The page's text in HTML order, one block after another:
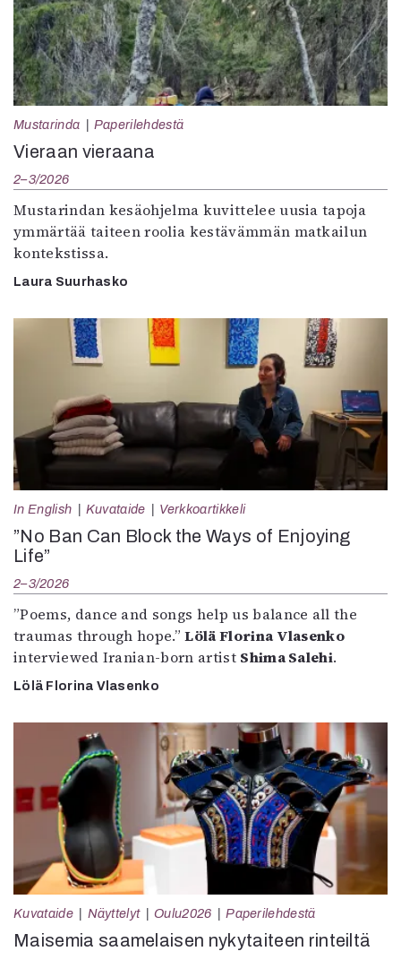
Mustarinda Paperilehdestä
Vieraan vieraana
2–3/2026
Mustarindan kesäohjelma kuvittelee uusia tapoja
ymmärtää taiteen roolia kestävämmän matkailun
kontekstissa.
Laura Suurhasko
In English Kuvataide Verkkoartikkeli
”No Ban Can Block the Ways of Enjoying
Life”
2–3/2026
”Poems, dance and songs help us balance all the
traumas through hope.”Lölä Florina Vlasenko
interviewed Iranian-born artist Shima Salehi.
Lölä Florina Vlasenko
Kuvataide Näyttelyt Oulu2026 Paperilehdestä
Maisemia saamelaisen nykytaiteen rinteiltä